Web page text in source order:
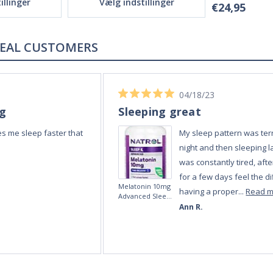
€24,95
REAL REVIEWS FROM REAL CUSTOMERS